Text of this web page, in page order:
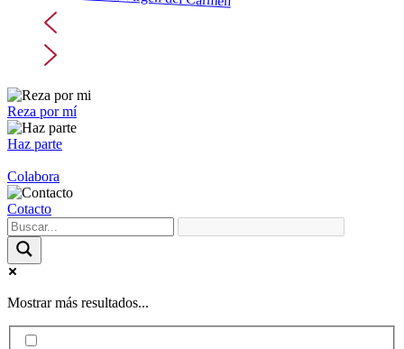
Reza por mí
Haz parte
Colabora
Cotacto
Mostrar más resultados...